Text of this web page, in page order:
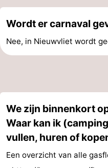
Wordt er carnaval
Nee, in Nieuwvliet wordt
We zijn binnenkort
Waar kan ik
vullen, huren of
Een overzicht van alle